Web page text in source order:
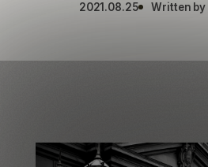
2021.08.25 Written by